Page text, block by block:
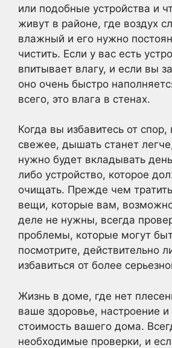
или подобные устройства и
живут в районе, где воздух
влажный и его нужно
чистить. Если у вас есть
впитывает влагу, и если вы
оно очень быстро
всего, это влага в стенах.
Когда вы избавитесь от спор,
свежее, дышать станет
нужно будет вкладывать
либо устройство, которое
очищать. Прежде чем
вещи, которые вам,
деле не нужны, всегда
проблемы, которые могут
посмотрите, действительно
избавиться от более
Жизнь в доме, где нет
ваше здоровье, настроение
стоимость вашего дома.
необходимые проверки, и